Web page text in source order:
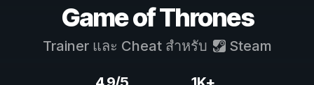
Game of Thrones
Trainer และ Cheat สำหรับ Steam